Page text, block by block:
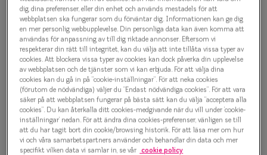
Olika
1 000 kr
Brun
Bågstorlek
M
127-137 mm
Osäker på vilken storlek du har? Se vår Storleksguide
dig, dina preferenser, eller din enhet och används mestadels för att
webbplatsen ska fungerar som du förväntar dig. Informationen kan ge dig
en mer personlig webbupplevelse. Din personliga data kan även komma att
användas för anpassning av till dig riktade annonser. Eftersom vi
respekterar din rätt till integritet, kan du välja att inte tillåta vissa typer av
cookies. Att blockera vissa typer av cookies kan dock påverka din upplevelse
av webbplatsen och de tjänster som vi kan erbjuda. För att välja dina
cookies kan du gå in på ”cookie-inställningar”. För att neka cookies
(förutom de nödvändiga) väljer du ”Endast nödvändiga cookies”. För att vara
säker på att webbplatsen fungerar på bästa sätt kan du välja ”acceptera alla
cookies”. Du kan återkalla ditt cookies-medgivande när du vill under ’cookie-
inställningar’ nedan. För att ändra dina cookies-preferenser, vänligen se till
att du har tagit bort din cookie/browsing historik. För att läsa mer om hur
vi och våra samarbetspartners använder och behandlar din data och mer
specifikt vilken data vi samlar in, se vår cookie policy